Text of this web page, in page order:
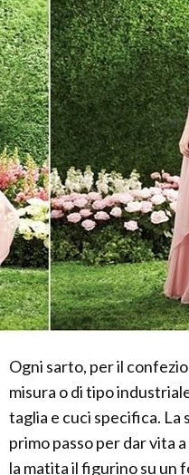
Ogni sarto, per il
misura o di tipo
taglia e cuci specifica. La
primo passo per dar vita
la matita il figurino su un